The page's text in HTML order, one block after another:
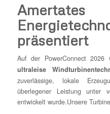
Amertates
präsentiert
Auf der PowerConnect
ultraleise
zuverlässige, lokale
überlegener Leistung unter
entwickelt wurde.Unsere